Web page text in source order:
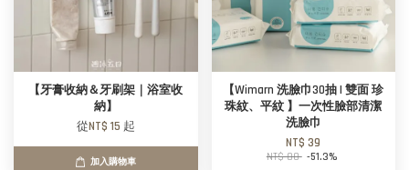
【牙膏收納＆牙刷架｜浴室收
納】
從NT$ 15 起
加入購物車
【Wimarn 洗臉巾30抽 | 雙面 珍
珠紋、平紋 】一次性臉部清潔
洗臉巾
NT$ 39
NT$ 80 -51.3%